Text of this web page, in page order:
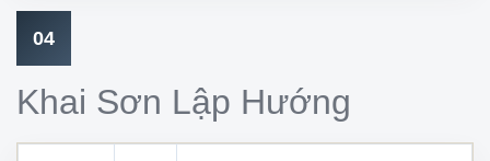
04
Khai Sơn Lập Hướng